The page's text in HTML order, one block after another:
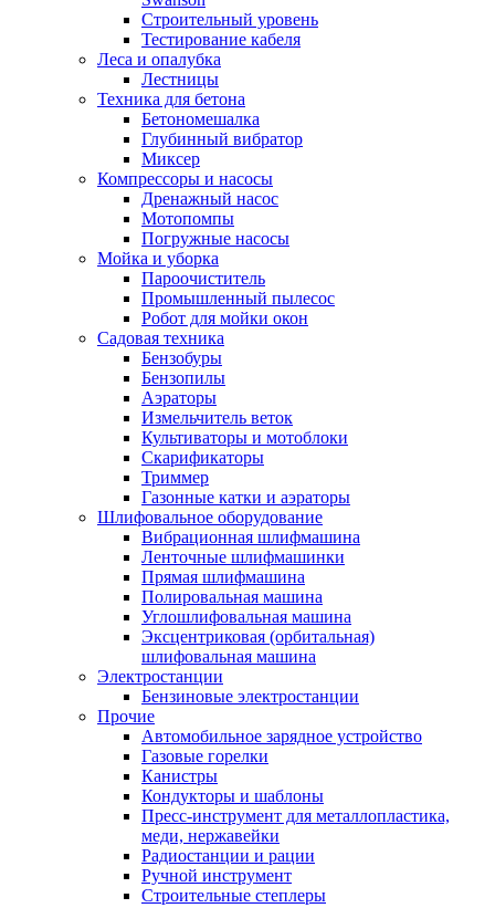
Строительный уровень
Тестирование кабеля
Леса и опалубка
Лестницы
Техника для бетона
Бетономешалка
Глубинный вибратор
Миксер
Компрессоры и насосы
Дренажный насос
Мотопомпы
Погружные насосы
Мойка и уборка
Пароочиститель
Промышленный пылесос
Робот для мойки окон
Садовая техника
Бензобуры
Бензопилы
Аэраторы
Измельчитель веток
Культиваторы и мотоблоки
Скарификаторы
Триммер
Газонные катки и аэраторы
Шлифовальное оборудование
Вибрационная шлифмашина
Ленточные шлифмашинки
Прямая шлифмашина
Полировальная машина
Углошлифовальная машина
Эксцентриковая (орбитальная)
шлифовальная машина
Электростанции
Бензиновые электростанции
Прочие
Автомобильное зарядное устройство
Газовые горелки
Канистры
Кондукторы и шаблоны
Пресс-инструмент для металлопластика,
меди, нержавейки
Радиостанции и рации
Ручной инструмент
Строительные степлеры